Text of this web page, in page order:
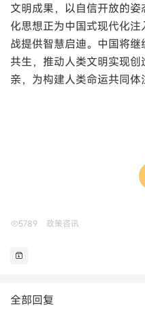
文明成果，以自信开放的
化思想正为中国式现代化
战提供智慧启迪。中国将
共生，推动人类文明实现
亲，为构建人类命运共同体
5789 政策咨讯
全部回复